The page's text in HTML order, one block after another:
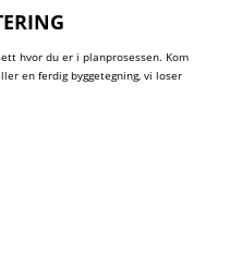
hvor du er i planprosessen. Kom
en ferdig byggetegning, vi loser